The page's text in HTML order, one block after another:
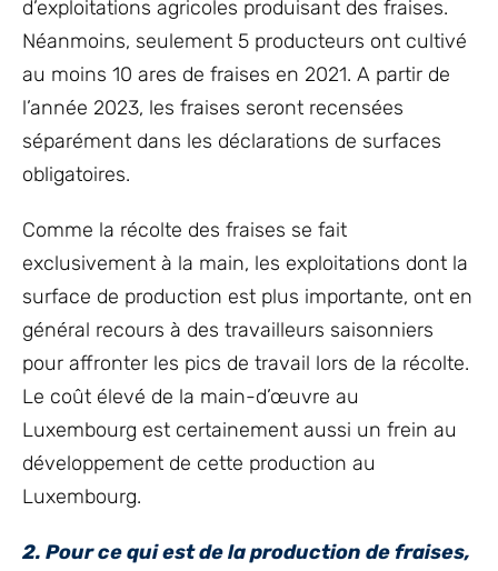
d’exploitations agricoles produisant des fraises.
Néanmoins, seulement 5 producteurs ont cultivé
au moins 10 ares de fraises en 2021. A partir de
l’année 2023, les fraises seront recensées
séparément dans les déclarations de surfaces
obligatoires.
Comme la récolte des fraises se fait
exclusivement à la main, les exploitations dont la
surface de production est plus importante, ont en
général recours à des travailleurs saisonniers
pour affronter les pics de travail lors de la récolte.
Le coût élevé de la main-d’œuvre au
Luxembourg est certainement aussi un frein au
développement de cette production au
Luxembourg.
2. Pour ce qui est de la production de fraises,